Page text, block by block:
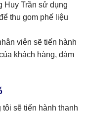
Huy Trần sử dụng
thu gom phế liệu
viên sẽ tiến hành
khách hàng, đảm
sẽ tiến hành thanh